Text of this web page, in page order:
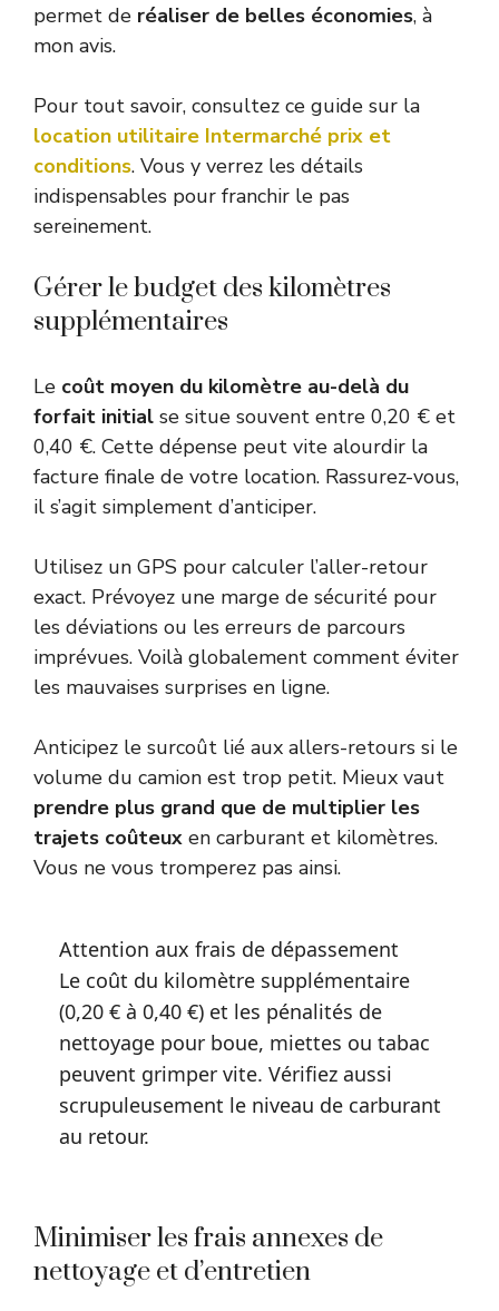
permet de réaliser de belles économies, à
mon avis.
Pour tout savoir, consultez ce guide sur la
location utilitaire Intermarché prix et
conditions. Vous y verrez les détails
indispensables pour franchir le pas
sereinement.
Gérer le budget des kilomètres
supplémentaires
Le coût moyen du kilomètre au-delà du
forfait initial se situe souvent entre 0,20 € et
0,40 €. Cette dépense peut vite alourdir la
facture finale de votre location. Rassurez-vous,
il s’agit simplement d’anticiper.
Utilisez un GPS pour calculer l’aller-retour
exact. Prévoyez une marge de sécurité pour
les déviations ou les erreurs de parcours
imprévues. Voilà globalement comment éviter
les mauvaises surprises en ligne.
Anticipez le surcoût lié aux allers-retours si le
volume du camion est trop petit. Mieux vaut
prendre plus grand que de multiplier les
trajets coûteux en carburant et kilomètres.
Vous ne vous tromperez pas ainsi.
Attention aux frais de dépassement
Le coût du kilomètre supplémentaire
(0,20 € à 0,40 €) et les pénalités de
nettoyage pour boue, miettes ou tabac
peuvent grimper vite. Vérifiez aussi
scrupuleusement le niveau de carburant
au retour.
Minimiser les frais annexes de
nettoyage et d’entretien